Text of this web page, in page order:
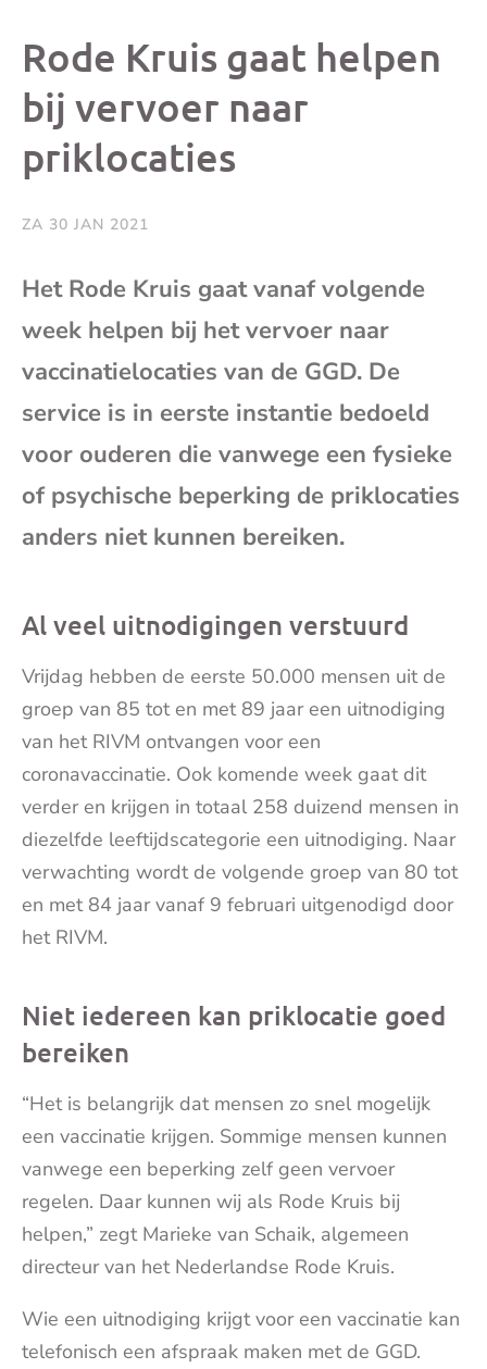
Rode Kruis gaat helpen
bij vervoer naar
priklocaties
ZA 30 JAN 2021
Het Rode Kruis gaat vanaf volgende
week helpen bij het vervoer naar
vaccinatielocaties van de GGD. De
service is in eerste instantie bedoeld
voor ouderen die vanwege een fysieke
of psychische beperking de priklocaties
anders niet kunnen bereiken.
Al veel uitnodigingen verstuurd
Vrijdag hebben de eerste 50.000 mensen uit de
groep van 85 tot en met 89 jaar een uitnodiging
van het RIVM ontvangen voor een
coronavaccinatie. Ook komende week gaat dit
verder en krijgen in totaal 258 duizend mensen in
diezelfde leeftijdscategorie een uitnodiging. Naar
verwachting wordt de volgende groep van 80 tot
en met 84 jaar vanaf 9 februari uitgenodigd door
het RIVM.
Niet iedereen kan priklocatie goed
bereiken
“Het is belangrijk dat mensen zo snel mogelijk
een vaccinatie krijgen. Sommige mensen kunnen
vanwege een beperking zelf geen vervoer
regelen. Daar kunnen wij als Rode Kruis bij
helpen,” zegt Marieke van Schaik, algemeen
directeur van het Nederlandse Rode Kruis.
Wie een uitnodiging krijgt voor een vaccinatie kan
telefonisch een afspraak maken met de GGD.